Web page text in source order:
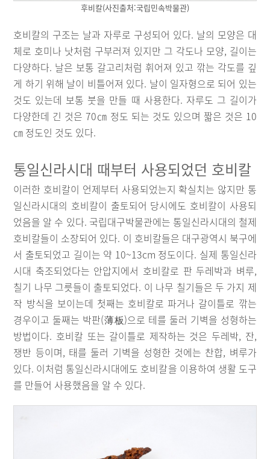
후비칼(사진출처:국립민속박물관)
호비칼의 구조는 날과 자루로 구성되어 있다. 날의 모양은 대
체로 호미나 낫처럼 구부러져 있지만 그 각도나 모양, 길이는
다양하다. 날은 보통 갈고리처럼 휘어져 있고 깎는 각도를 깊
게 하기 위해 날이 비틀어져 있다. 날이 일자형으로 되어 있는
것도 있는데 보통 붓을 만들 때 사용한다. 자루도 그 길이가
다양한데 긴 것은 70㎝ 정도 되는 것도 있으며 짧은 것은 10
㎝ 정도인 것도 있다.
통일신라시대 때부터 사용되었던 호비칼
이러한 호비칼이 언제부터 사용되었는지 확실치는 않지만 통
일신라시대의 호비칼이 출토되어 당시에도 호비칼이 사용되
었음을 알 수 있다. 국립대구박물관에는 통일신라시대의 철제
호비칼들이 소장되어 있다. 이 호비칼들은 대구광역시 북구에
서 출토되었고 길이는 약 10~13cm 정도이다. 실제 통일신라
시대 축조되었다는 안압지에서 호비칼로 판 두레박과 벼루,
칠기 나무 그릇들이 출토되었다. 이 나무 칠기들은 두 가지 제
작 방식을 보이는데 첫째는 호비칼로 파거나 갈이틀로 깎는
경우이고 둘째는 박판(薄板)으로 테를 둘러 기벽을 성형하는
방법이다. 호비칼 또는 갈이틀로 제작하는 것은 두레박, 잔,
쟁반 등이며, 태를 둘러 기벽을 성형한 것에는 찬합, 벼루가
있다. 이처럼 통일신라시대에도 호비칼을 이용하여 생활 도구
를 만들어 사용했음을 알 수 있다.